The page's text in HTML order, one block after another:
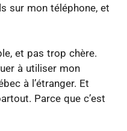
sur mon téléphone, et
et pas trop chère.
à utiliser mon
à l’étranger. Et
Parce que c’est